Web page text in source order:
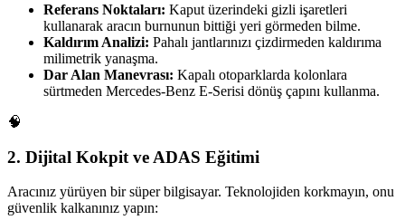
Referans Noktaları: Kaput üzerindeki gizli işaretleri
kullanarak aracın burnunun bittiği yeri görmeden bilme.
Kaldırım Analizi: Pahalı jantlarınızı çizdirmeden kaldırıma
milimetrik yanaşma.
Dar Alan Manevrası: Kapalı otoparklarda kolonlara
sürtmeden Mercedes-Benz E-Serisi dönüş çapını kullanma.
🧠
2. Dijital Kokpit ve ADAS Eğitimi
Aracınız yürüyen bir süper bilgisayar. Teknolojiden korkmayın, onu
güvenlik kalkanınız yapın: